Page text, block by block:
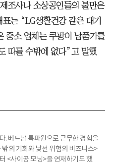
조사나 소상공인들의 불만은
는 “LG생활건강 같은 대기
중소 업체는 쿠팡이 납품가를
따를 수밖에 없다”고 말했
. 베트남 특파원으로 근무한 경험을
의 기회와 낯선 위험의 비즈니스>
<사이공 모닝>을 연재하기도 했